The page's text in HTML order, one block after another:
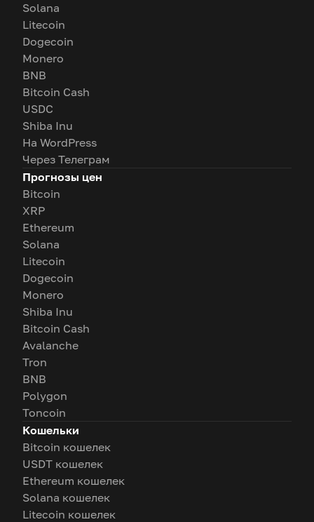
Solana
Litecoin
Dogecoin
Monero
BNB
Bitcoin Cash
USDC
Shiba Inu
На WordPress
Через Телеграм
Прогнозы цен
Bitcoin
XRP
Ethereum
Solana
Litecoin
Dogecoin
Monero
Shiba Inu
Bitcoin Cash
Avalanche
Tron
BNB
Polygon
Toncoin
Кошельки
Bitcoin кошелек
USDT кошелек
Ethereum кошелек
Solana кошелек
Litecoin кошелек